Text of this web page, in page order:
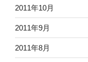
2011年10月
2011年9月
2011年8月